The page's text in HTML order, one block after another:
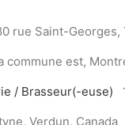
rue Saint-
commune est,
/ Brasseur(-euse)
Verdun, Canada